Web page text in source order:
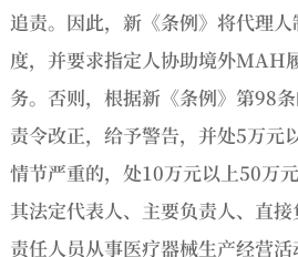
追责。因此，新《条例》将代理
度，并要求指定人协助境外MAH
务。否则，根据新《条例》第98
责令改正，给予警告，并处5万元
情节严重的，处10万元以上50万
其法定代表人、主要负责人、直
责任人员从事医疗器械生产经营活